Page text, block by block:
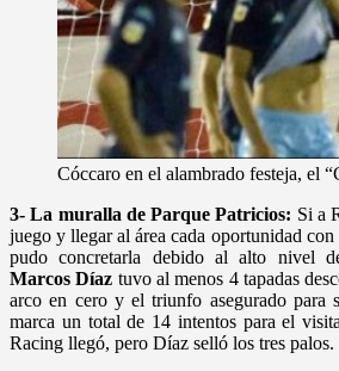
Cóccaro en el alambrado festeja, el
3- La muralla de Parque Patricios: Si a
juego y llegar al área cada oportunidad
pudo concretarla debido al alto nivel
Marcos Díaz tuvo al menos 4 tapadas
arco en cero y el triunfo asegurado para
marca un total de 14 intentos para el
Racing llegó, pero Díaz selló los tres palos.